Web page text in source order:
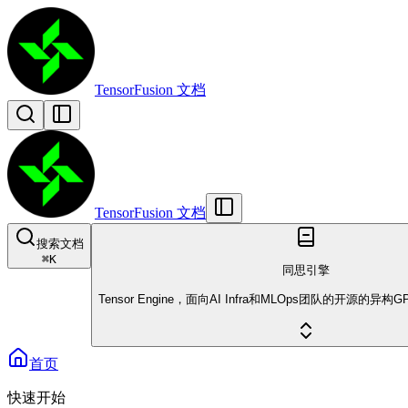
TensorFusion 文档
TensorFusion 文档
搜索文档
⌘K
同思引擎
Tensor Engine，面向AI Infra和MLOps团队的开源的异构
首页
快速开始